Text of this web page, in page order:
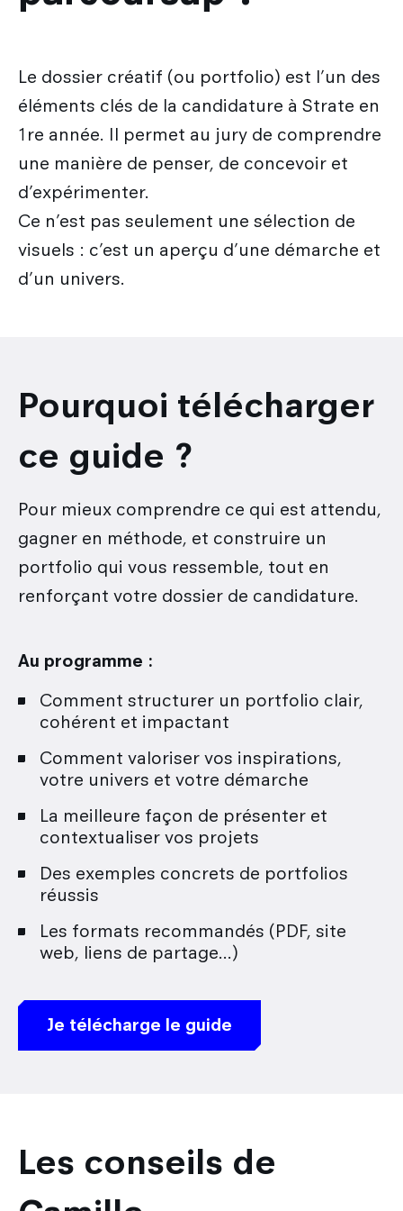
Qui sommes-nous ?
Admissions hors Mon Master
Combien coûtent mes études ?
Nos actualités
Les métiers du design
Que deviennent nos diplômés ?
Strate Research
Labo : Robotics by design lab
Labo : Exalt Design Lab
Labo : Reset Design Lab
Labo : Ethos Design Lab
International
Découvrir le service international
Le cursus Design à l'international
L'échange académique
Candidature des étudiants internationaux
Nos partenaires internationaux
Entreprises
Le dossier créatif (ou portfolio) est l’un des
éléments clés de la candidature à Strate en
1re année. Il permet au jury de comprendre
une manière de penser, de concevoir et
d’expérimenter.
Ce n’est pas seulement une sélection de
visuels : c’est un aperçu d’une démarche et
d’un univers.
Pourquoi télécharger
ce guide ?
Pour mieux comprendre ce qui est attendu,
gagner en méthode, et construire un
portfolio qui vous ressemble, tout en
renforçant votre dossier de candidature.
Au programme :
Comment structurer un portfolio clair,
cohérent et impactant
Comment valoriser vos inspirations,
votre univers et votre démarche
La meilleure façon de présenter et
contextualiser vos projets
Des exemples concrets de portfolios
réussis
Les formats recommandés (PDF, site
web, liens de partage…)
Je télécharge le guide
Les conseils de